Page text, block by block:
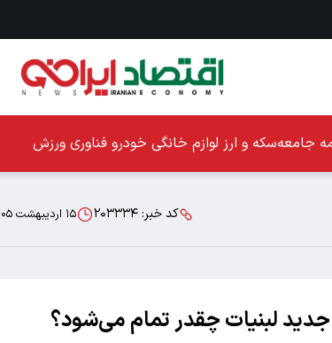
جامعهسکه و ارز لوازم خانگی خودرو فناوری ورزش
کد خبر: ۲۰۳۳۳۴ ۱۵ اردیبهشت ۱۴۰۵ ۰۹:۳۵
لبنیات چقدر تمام می‌شود؟